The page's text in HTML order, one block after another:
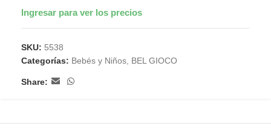
Ingresar para ver los precios
SKU: 5538
Categorías: Bebés y Niños BEL GIOCO
Share: